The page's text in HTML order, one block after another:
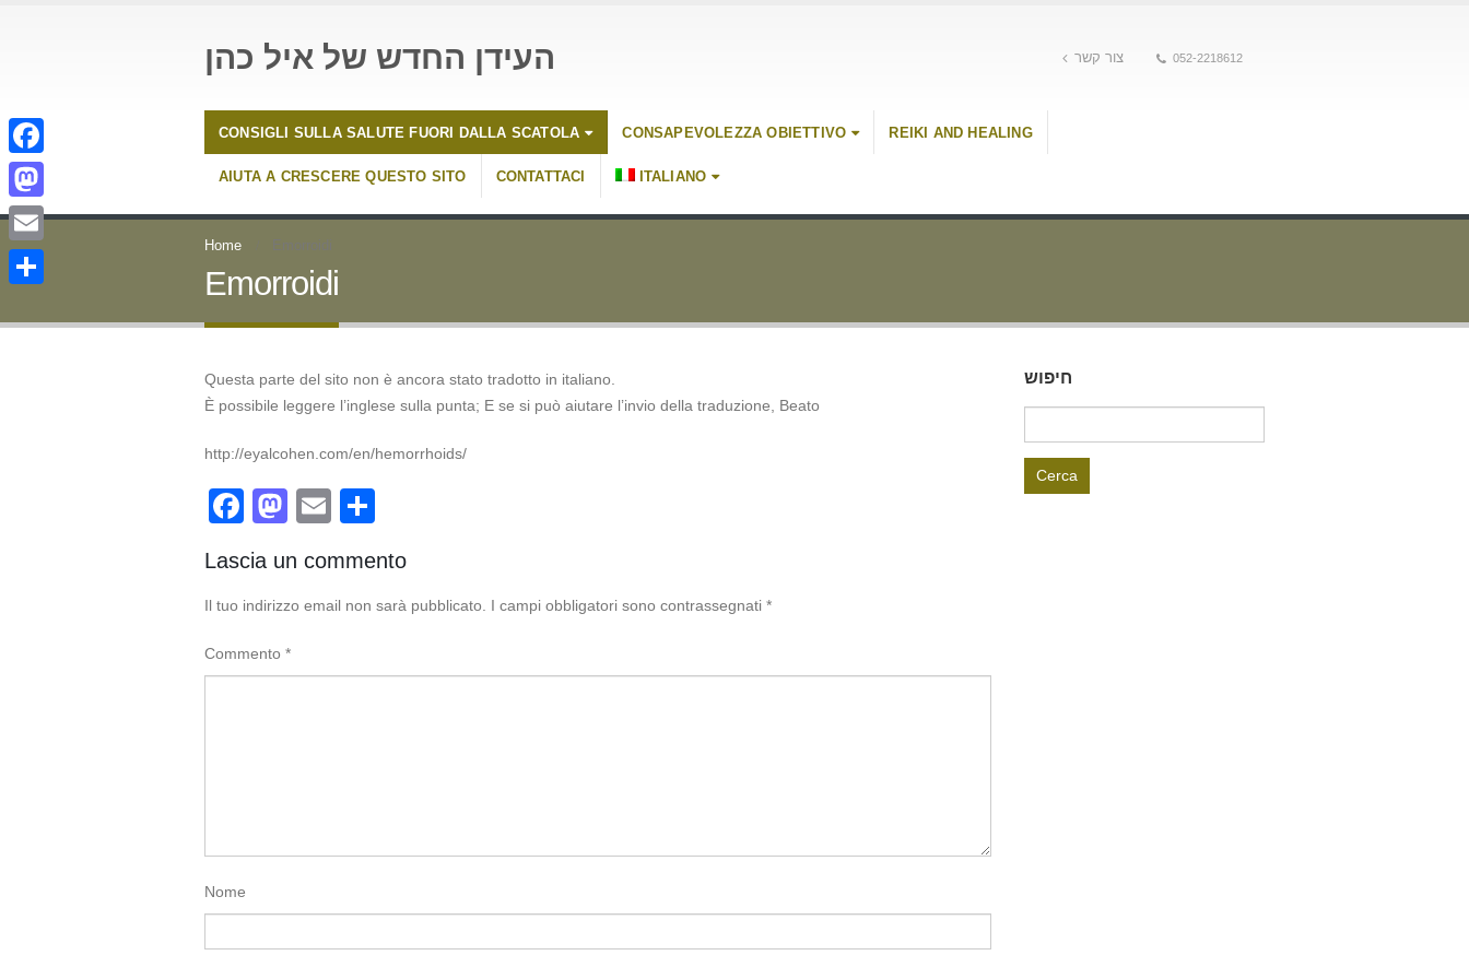
העידן החדש של איל כהן צור קשר 052-2218612
CONSIGLI SULLA SALUTE FUORI DALLA SCATOLA CONSAPEVOLEZZA OBIETTIVO REIKI AND HEALING
AIUTA A CRESCERE QUESTO SITO CONTATTACI ITALIANO
Home Emorroidi
Emorroidi
Questa parte del sito non è ancora stato tradotto in italiano.
È possibile leggere l’inglese sulla punta; E se si può aiutare l’invio della traduzione, Beato
http://eyalcohen.com/en/hemorrhoids/
Facebook
Mastodon
Email
Lascia un commento
Il tuo indirizzo email non sarà pubblicato. I campi obbligatori sono contrassegnati *
Commento *
Nome
חיפוש
per:
Facebook
Mastodon
Email